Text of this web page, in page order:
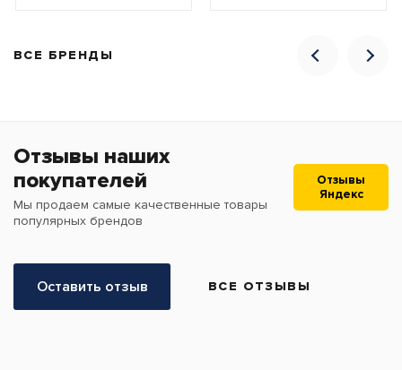
ВСЕ БРЕНДЫ
Отзывы наших
покупателей
Мы продаем самые качественные товары
популярных брендов
Отзывы
Яндекс
Оставить отзыв ВСЕ ОТЗЫВЫ